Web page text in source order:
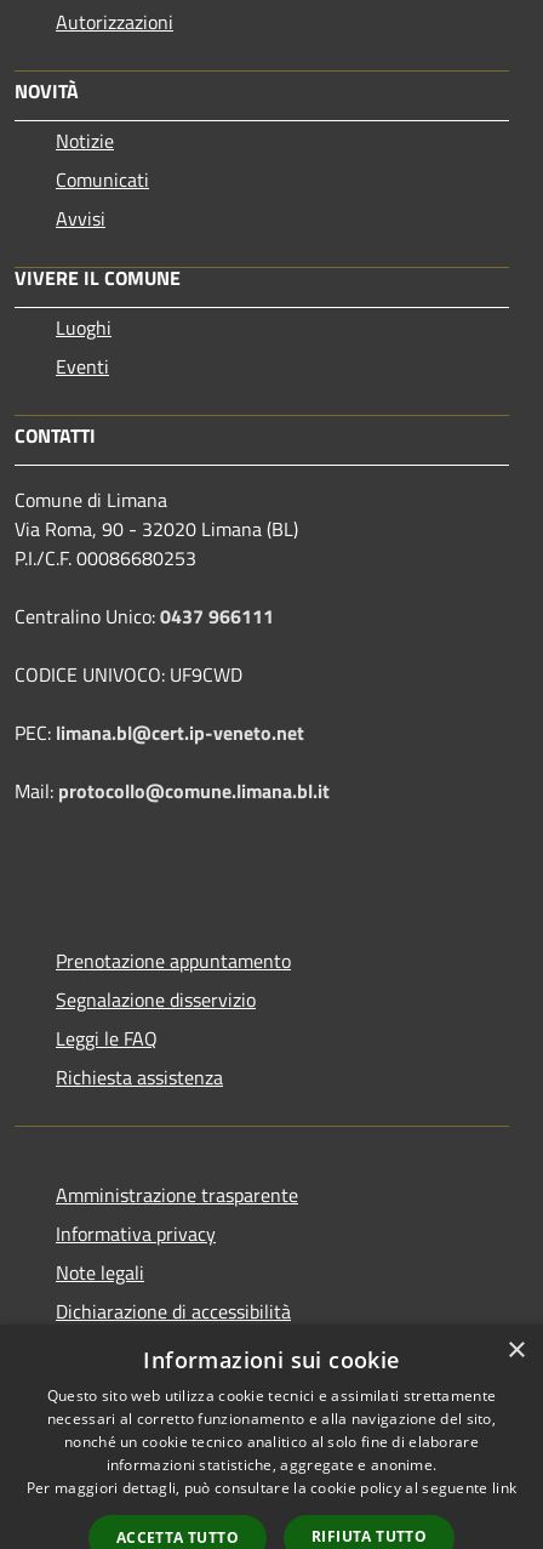
Autorizzazioni
NOVITÀ
Notizie
Comunicati
Avvisi
VIVERE IL COMUNE
Luoghi
Eventi
CONTATTI
Comune di Limana
Via Roma, 90 - 32020 Limana (BL)
P.I./C.F. 00086680253
Centralino Unico:0437 966111
CODICE UNIVOCO: UF9CWD
PEC: limana.bl@cert.ip-veneto.net
Mail: protocollo@comune.limana.bl.it
Prenotazione appuntamento
Segnalazione disservizio
Leggi le FAQ
Richiesta assistenza
Amministrazione trasparente
Informativa privacy
Note legali
Dichiarazione di accessibilità
Moduli Privacy Amministrazione trasparente
Accessibilità
Copyright © 2026 • Comune di
Limana • Powered by
Municipium•
Accesso
×
Informazioni sui cookie
Questo sito web utilizza cookie tecnici e assimilati strettamente
necessari al corretto funzionamento e alla navigazione del sito,
nonché un cookie tecnico analitico al solo fine di elaborare
informazioni statistiche, aggregate e anonime.
Per maggiori dettagli, può consultare la cookie policy al seguente link
ACCETTA TUTTO RIFIUTA TUTTO